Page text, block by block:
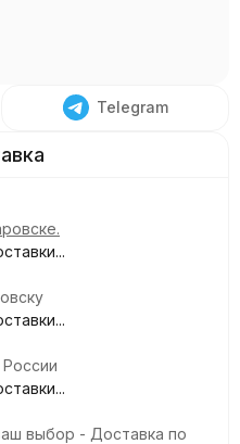
Telegram
выбор - Доставка по